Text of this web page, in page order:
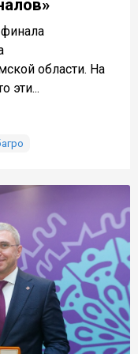
области. На
эти...